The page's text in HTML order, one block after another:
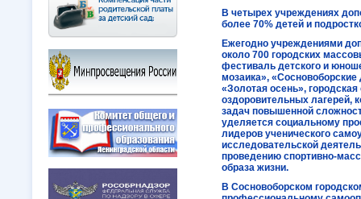
В четырех учреждениях
более 70% детей и
Ежегодно учреждениями
около 700 городских
фестиваль детского и
мозаика»,
«Золотая осень»,
оздоровительных лагерей,
задач повышенной
уделяется социальному
лидеров ученического
исследовательской
проведению спортивно-
образа жизни.
В Сосновоборском